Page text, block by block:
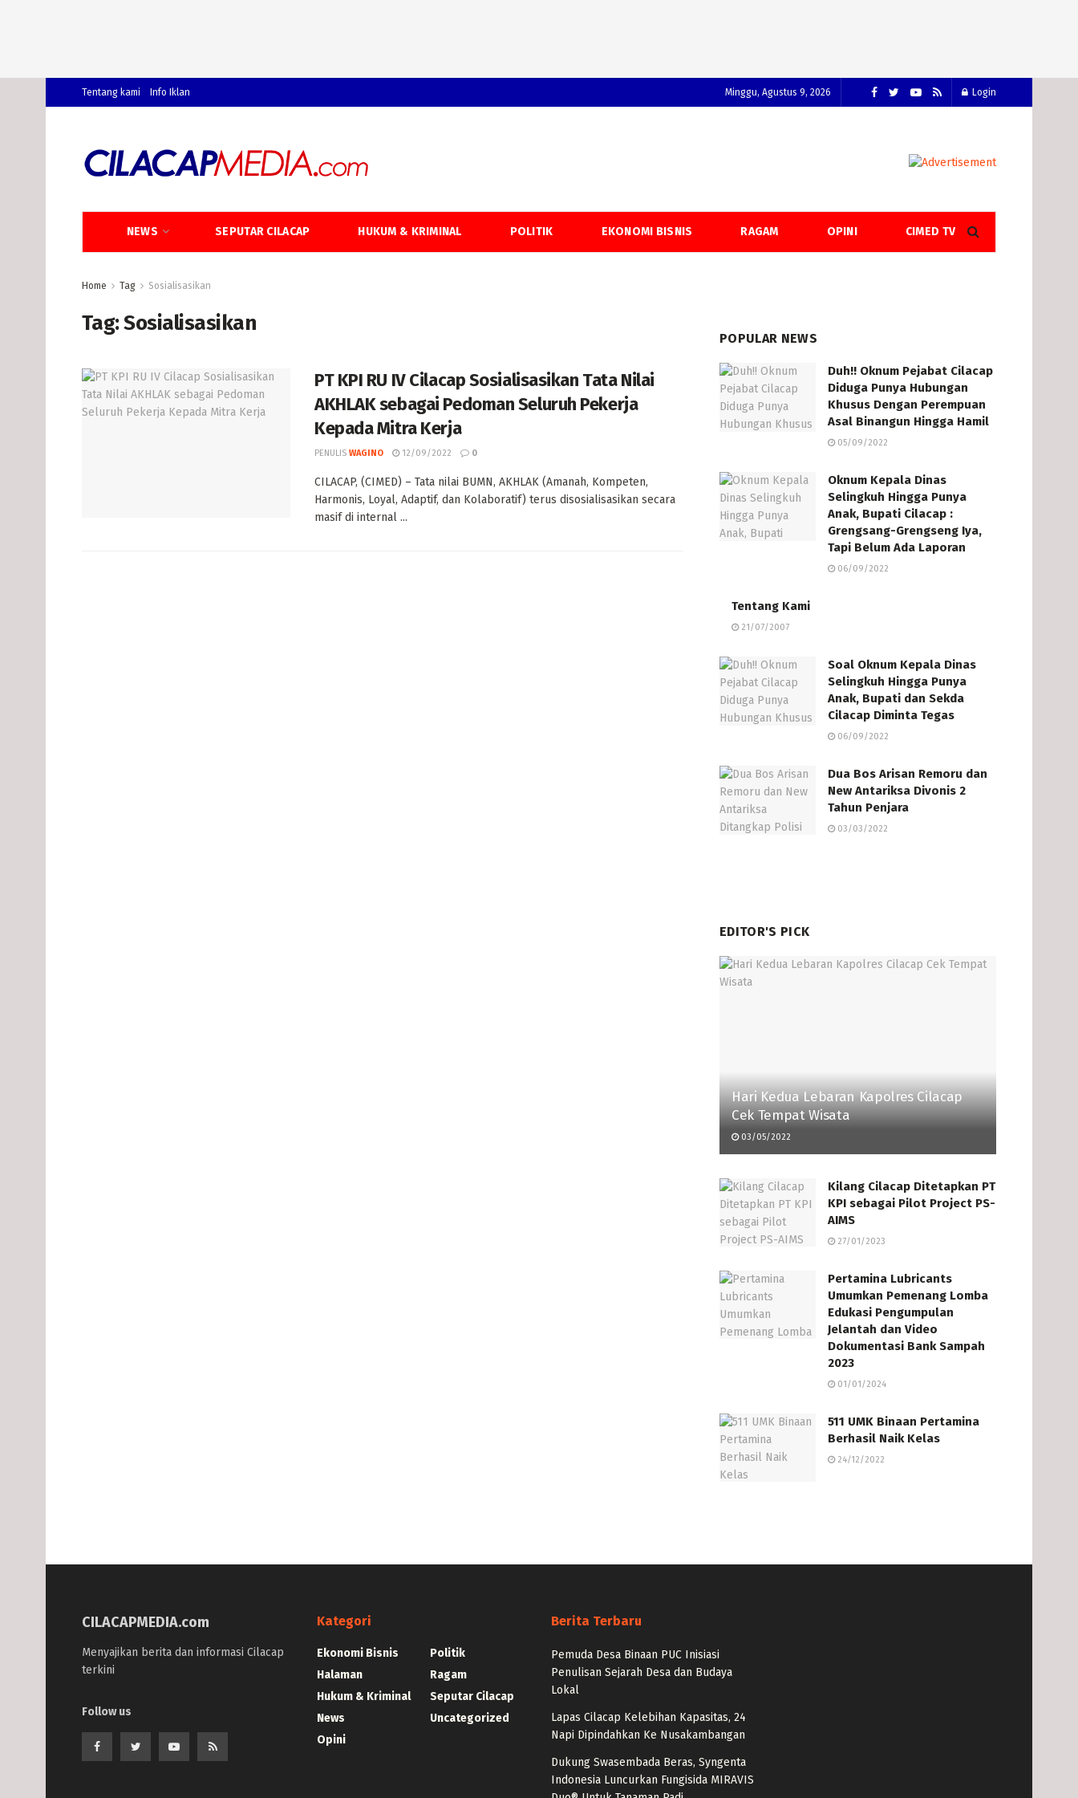
Tentang kami Info Iklan Minggu, Agustus 9, 2026 Login
NEWS SEPUTAR CILACAP HUKUM & KRIMINAL POLITIK EKONOMI BISNIS RAGAM OPINI CIMED TV
Home Tag Sosialisasikan
Tag:Sosialisasikan
PT KPI RU IV Cilacap Sosialisasikan Tata Nilai
AKHLAK sebagai Pedoman Seluruh Pekerja
Kepada Mitra Kerja
PENULIS WAGINO 12/09/2022 0
CILACAP, (CIMED) – Tata nilai BUMN, AKHLAK (Amanah, Kompeten,
Harmonis, Loyal, Adaptif, dan Kolaboratif) terus disosialisasikan secara
masif di internal ...
POPULAR NEWS
Duh!! Oknum Pejabat Cilacap
Diduga Punya Hubungan
Khusus Dengan Perempuan
Asal Binangun Hingga Hamil
05/09/2022
Oknum Kepala Dinas
Selingkuh Hingga Punya
Anak, Bupati Cilacap :
Grengsang-Grengseng Iya,
Tapi Belum Ada Laporan
06/09/2022
Tentang Kami
21/07/2007
Soal Oknum Kepala Dinas
Selingkuh Hingga Punya
Anak, Bupati dan Sekda
Cilacap Diminta Tegas
06/09/2022
Dua Bos Arisan Remoru dan
New Antariksa Divonis 2
Tahun Penjara
03/03/2022
EDITOR'S PICK
Hari Kedua Lebaran Kapolres Cilacap
Cek Tempat Wisata
03/05/2022
Kilang Cilacap Ditetapkan PT
KPI sebagai Pilot Project PS-
AIMS
27/01/2023
Pertamina Lubricants
Umumkan Pemenang Lomba
Edukasi Pengumpulan
Jelantah dan Video
Dokumentasi Bank Sampah
2023
01/01/2024
511 UMK Binaan Pertamina
Berhasil Naik Kelas
24/12/2022
CILACAPMEDIA.com
Menyajikan berita dan informasi Cilacap
terkini
Follow us
Kategori
Ekonomi Bisnis
Halaman
Hukum & Kriminal
News
Opini
Politik
Ragam
Seputar Cilacap
Uncategorized
Berita Terbaru
Pemuda Desa Binaan PUC Inisiasi
Penulisan Sejarah Desa dan Budaya
Lokal
Lapas Cilacap Kelebihan Kapasitas, 24
Napi Dipindahkan Ke Nusakambangan
Dukung Swasembada Beras, Syngenta
Indonesia Luncurkan Fungisida MIRAVIS